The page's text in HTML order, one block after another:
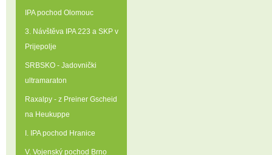
IPA pochod Olomouc
3. Návštěva IPA 223 a SKP v
Prijepolje
SRBSKO - Jadovnički
ultramaraton
Raxalpy - z Preiner Gscheid
na Heukuppe
I. IPA pochod Hranice
V. Vojenský pochod Brno